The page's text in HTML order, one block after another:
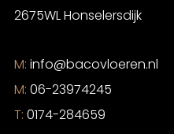
2675WL Honselersdijk
M: info@bacovloeren.nl
M: 06-23974245
T: 0174-284659